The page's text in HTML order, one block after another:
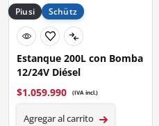
Piusi
Schütz
Estanque 200L con Bomba
12/24V Diésel
$1.059.990 (IVA incl.)
Agregar al carrito